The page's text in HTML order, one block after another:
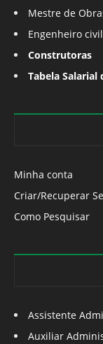
Mestre de
Engenheiro civil
Construtoras
Tabela Salarial
Minha conta
Criar/Recuperar
Como Pesquisar
Assistente
Auxiliar